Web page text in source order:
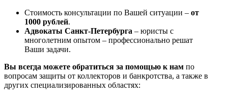
Стоимость консультации по Вашей ситуации ‒ от
1000 рублей.
Адвокаты Санкт-Петербурга – юристы с
многолетним опытом – профессионально решат
Ваши задачи.
Вы всегда можете обратиться за помощью к нам по
вопросам защиты от коллекторов и банкротства, а также в
других специализированных областях: